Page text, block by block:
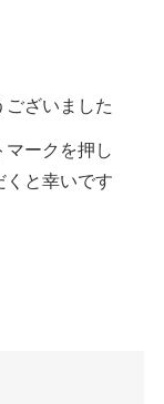
ざいました
ークを押し
と幸いです